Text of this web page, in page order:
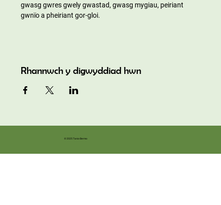
gwasg gwres gwely gwastad, gwasg mygiau, peiriant
gwnïo a pheiriant gor-gloi.
Rhannwch y digwyddiad hwn
© 2025 Tanio Bermo